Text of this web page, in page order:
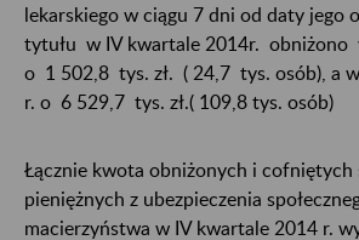
lekarskiego w ciągu 7 dni od daty
tytułu w IV kwartale 2014r. obniżono
o 1 502,8 tys. zł. ( 24,7 tys. osób), a
r. o 6 529,7 tys. zł.( 109,8 tys. osób)
Łącznie kwota obniżonych i cofniętych
pieniężnych z ubezpieczenia
macierzyństwa w IV kwartale 2014 r.